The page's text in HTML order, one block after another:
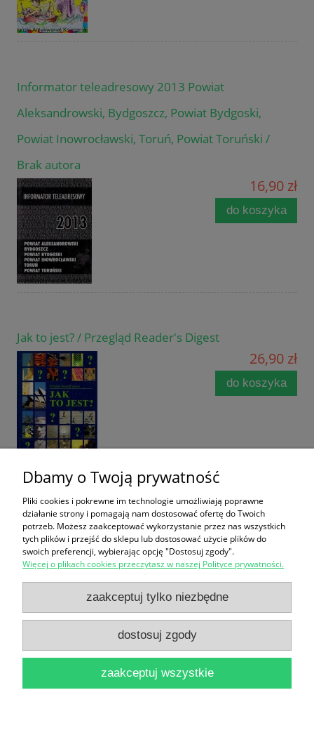
Informator teleadresowy 2013 Powiat
Aleksandrowski, Bydgoszcz, Powiat Bydgoski,
Powiat Inowrocławski, Toruń, Powiat Toruński /
Brak autora
16,90 zł
do koszyka
Jak to jest? / Przegląd Reader's Digest
26,90 zł
do koszyka
Kalendarze ; Historia świata / [przekł. z fr. Anna
Sadowska ; konsultacja nauk. Janusz Danecki et al.]
Encyklopedia Memo Larousse 2
12,90 zł
Dbamy o Twoją prywatność
Pliki cookies i pokrewne im technologie umożliwiają poprawne
działanie strony i pomagają nam dostosować ofertę do Twoich
potrzeb. Możesz zaakceptować wykorzystanie przez nas wszystkich
tych plików i przejść do sklepu lub dostosować użycie plików do
swoich preferencji, wybierając opcję "Dostosuj zgody".
Więcej o plikach cookies przeczytasz w naszej Polityce prywatności.
zaakceptuj tylko niezbędne
dostosuj zgody
zaakceptuj wszystkie